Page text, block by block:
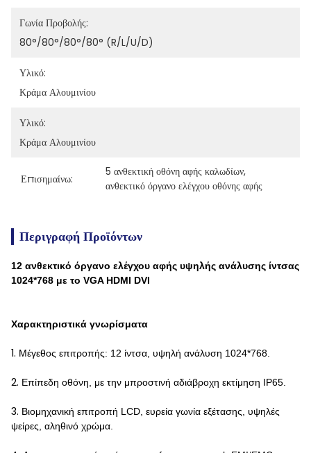
Γωνία Προβολής:
80°/80°/80°/80° (R/L/U/D)
Υλικό:
Κράμα Αλουμινίου
Υλικό:
Κράμα Αλουμινίου
Επισημαίνω:
5 ανθεκτική οθόνη αφής καλωδίων,
ανθεκτικό όργανο ελέγχου οθόνης αφής
Περιγραφή Προϊόντων
12 ανθεκτικό όργανο ελέγχου αφής υψηλής ανάλυσης ίντσας
1024*768 με το VGA HDMI DVI
Χαρακτηριστικά γνωρίσματα
1. Μέγεθος επιτροπής: 12 ίντσα, υψηλή ανάλυση 1024*768.
2. Επίπεδη οθόνη, με την μπροστινή αδιάβροχη εκτίμηση IP65.
3. Βιομηχανική επιτροπή LCD, ευρεία γωνία εξέτασης, υψηλές
ψείρες, αληθινό χρώμα.